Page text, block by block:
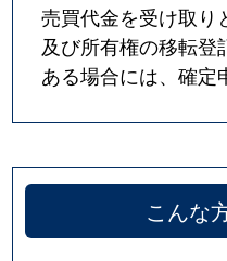
売買代金を受け取り
及び所有権の移転
ある場合には、確定
こんな